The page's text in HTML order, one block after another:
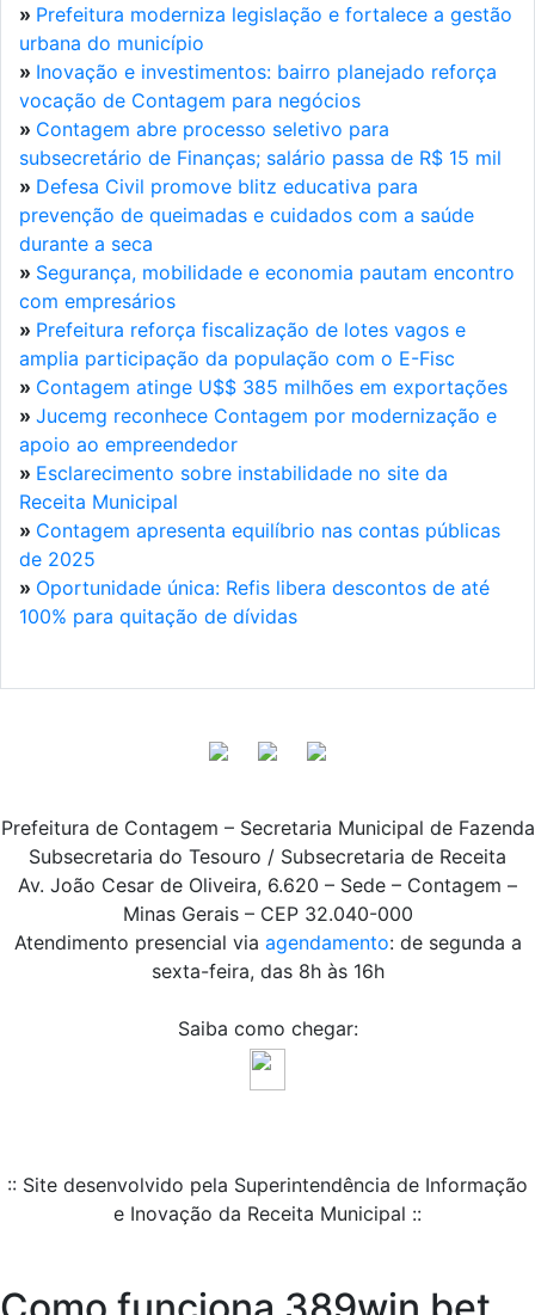
» Prefeitura moderniza legislação e fortalece a gestão
urbana do município
» Inovação e investimentos: bairro planejado reforça
vocação de Contagem para negócios
» Contagem abre processo seletivo para
subsecretário de Finanças; salário passa de R$ 15 mil
» Defesa Civil promove blitz educativa para
prevenção de queimadas e cuidados com a saúde
durante a seca
» Segurança, mobilidade e economia pautam encontro
com empresários
» Prefeitura reforça fiscalização de lotes vagos e
amplia participação da população com o E-Fisc
» Contagem atinge U$$ 385 milhões em exportações
» Jucemg reconhece Contagem por modernização e
apoio ao empreendedor
» Esclarecimento sobre instabilidade no site da
Receita Municipal
» Contagem apresenta equilíbrio nas contas públicas
de 2025
» Oportunidade única: Refis libera descontos de até
100% para quitação de dívidas
Prefeitura de Contagem – Secretaria Municipal de Fazenda
Subsecretaria do Tesouro / Subsecretaria de Receita
Av. João Cesar de Oliveira, 6.620 – Sede – Contagem –
Minas Gerais – CEP 32.040-000
Atendimento presencial via agendamento: de segunda a
sexta-feira, das 8h às 16h
Saiba como chegar:
:: Site desenvolvido pela Superintendência de Informação
e Inovação da Receita Municipal ::